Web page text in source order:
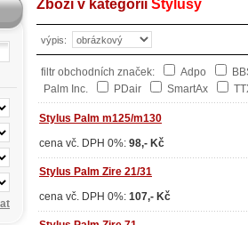
Zboží v kategorii Stylusy
výpis:
filtr obchodních značek: Adpo
Palm Inc.
PDair SmartAx
Stylus Palm m125/m130
cena vč. DPH 0%: 98,- Kč
Stylus Palm Zire 21/31
cena vč. DPH 0%: 107,- Kč